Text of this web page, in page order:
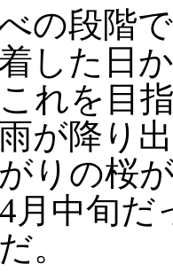
の段階
した日
れを目
が降り
りの桜
月中旬だ
。